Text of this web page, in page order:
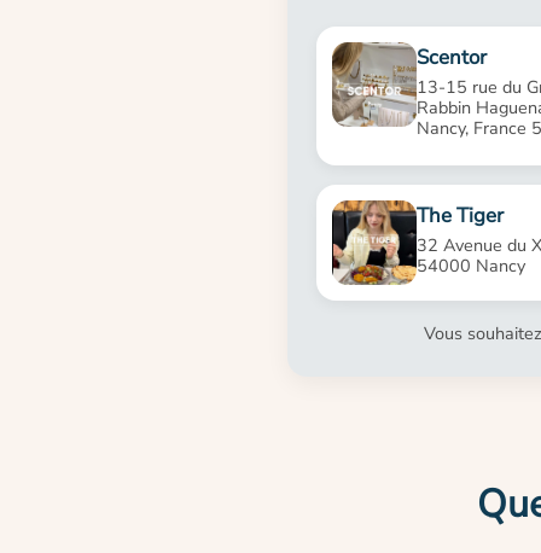
Scentor
13-15 rue du
Rabbin
Nancy, France
The Tiger
32 Avenue du
54000 Nancy
Vous